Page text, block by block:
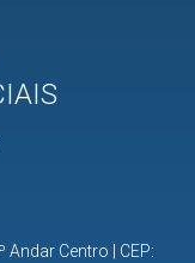
Centro | CEP: